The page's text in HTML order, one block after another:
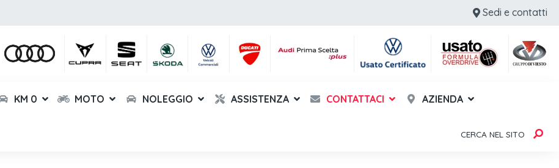
Sedi e contatti
KM 0 MOTO NOLEGGIO ASSISTENZA CONTATTACI AZIENDA
CERCA NEL SITO